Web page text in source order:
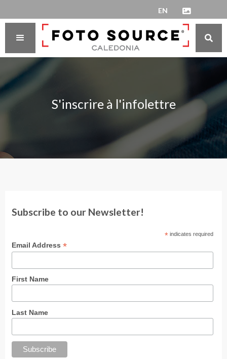
EN 

S'inscrire à l'infolettre
Subscribe to our Newsletter!
* indicates required
Email Address *
First Name
Last Name